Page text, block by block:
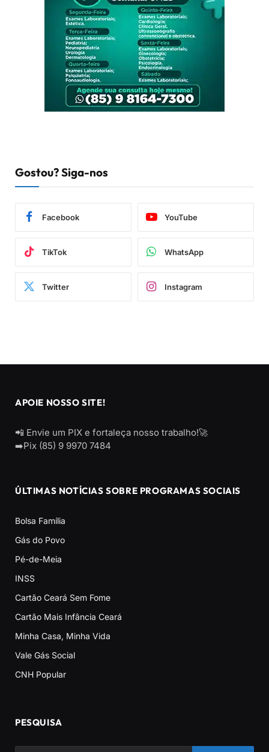
Gostou? Siga-nos
Facebook YouTube
TikTok WhatsApp
Twitter Instagram
APOIE NOSSO SITE!
📲 Envie um PIX e fortaleça nosso trabalho!🚀
➡️Pix (85) 9 9970 7484
ÚLTIMAS NOTÍCIAS SOBRE PROGRAMAS SOCIAIS
Bolsa Família
Gás do Povo
Pé-de-Meia
INSS
Cartão Ceará Sem Fome
Cartão Mais Infância Ceará
Minha Casa, Minha Vida
Vale Gás Social
CNH Popular
PESQUISA